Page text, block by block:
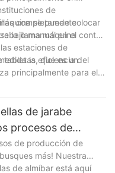
de
se puede colocar
la llama máquina
completamente
manual en el conteo
estaciones de
la eficiencia del
tabletas, que es un
principalmente para el
granulares o de
y captura imágenes a
de alta velocidad y
velocidad para
en tiempo real, a fin
el número de
de jarabe
procesos de
de producción de
más! Nuestra
de almíbar está aquí